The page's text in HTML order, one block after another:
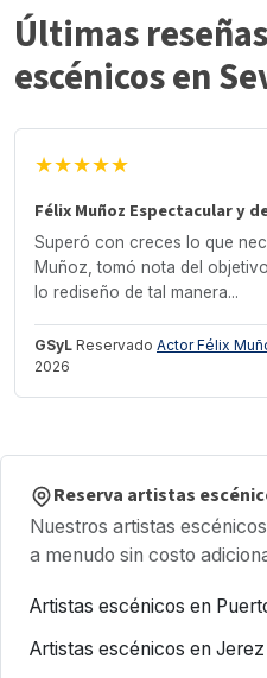
Últimas
escénicos en
★★★★★
Félix Muñoz Espectacular y
Superó con creces lo que
Muñoz, tomó nota del
lo rediseño de tal manera...
GSyL Reservado Actor Félix
2026
Reserva artistas
Nuestros artistas
a menudo sin costo
Artistas escénicos en
Artistas escénicos en